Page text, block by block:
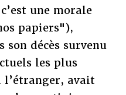
une morale
papiers"),
son décès survenu
les plus
l’étranger, avait